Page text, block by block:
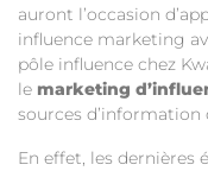
auront l’occasion
influence marketing
pôle influence chez
le marketing
sources d’information
En effet, les dernières